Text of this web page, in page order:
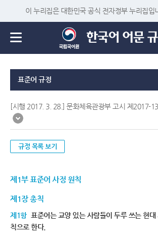
이 누리집은 대한민국 공식 전자정부 누리집입
표준어 규정
[시행 2017. 3. 28.] 문화체육관광부 고시 제2017-
규정 목록 보기
제1부 표준어 사정 원칙
제1장 총칙
제1항 표준어는 교양 있는 사람들이 두루 쓰는 현대
칙으로 한다.